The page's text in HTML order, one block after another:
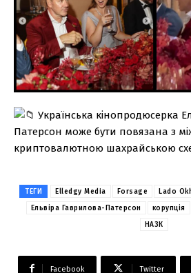
ТЕГИ Elledgy Media Forsage Lado
Ельвіра Гаврилова-Патерсон
корупція
НАЗК
Facebook Twitter